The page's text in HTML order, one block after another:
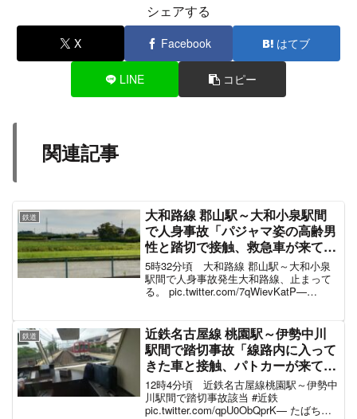
シェアする
X Facebook はてブ
LINE コピー
関連記事
鉄道
大和路線 郡山駅～大和小泉駅間
で人身事故「パジャマ姿の高齢男
性と踏切で接触、救急車が来て
る」学研都市線や奈良線も巻き込
まれ電車遅延7月8日
5時32分頃 大和路線 郡山駅～大和小泉
駅間で人身事故発生大和路線、止まって
る。 pic.twitter.com/7qWievKatP—
鉄道
近鉄名古屋線 桃園駅～伊勢中川
駅間で踏切事故「線路内に入って
きた車と接触、パトカーが来て
る」電車遅延8月22日
12時4分頃 近鉄名古屋線桃園駅～伊勢中
川駅間で踏切事故該当 #近鉄
pic.twitter.com/qpU0ObQprK— たばちゃ